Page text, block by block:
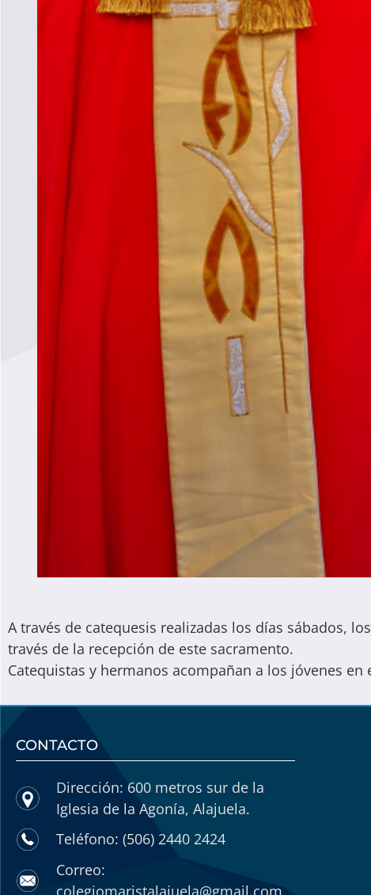
A través de catequesis realizadas los días sábados,
través de la recepción de este sacramento.
Catequistas y hermanos acompañan a los jóvenes
CONTACTO
Dirección: 600 metros sur de la
Iglesia de la Agonía, Alajuela.
Teléfono: (506) 2440 2424
Correo:
colegiomaristalajuela@gmail.com